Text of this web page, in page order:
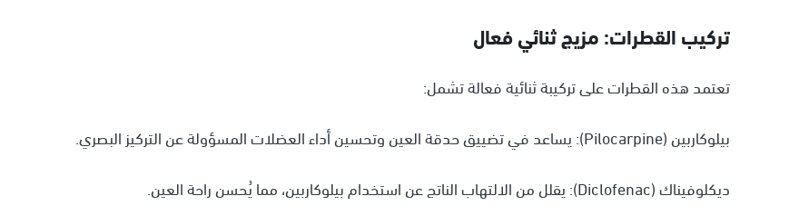
تركيب القطرات: مزيج ثنائي فعال
تعتمد هذه القطرات على تركيبة ثنائية فعالة تشمل:
بيلوكاربين (Pilocarpine): يساعد في تضييق حدقة العين وتحسين أداء العضلات المسؤولة عن التركيز البصري.
ديكلوفيناك (Diclofenac): يقلل من الالتهاب الناتج عن استخدام بيلوكاربين، مما يُحسن راحة العين.